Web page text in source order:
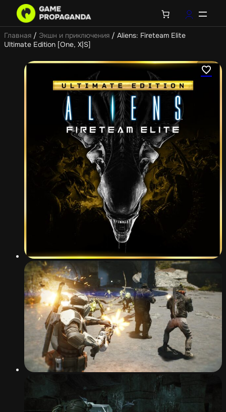
Главная / Экшн и приключения / Aliens: Fireteam Elite
Ultimate Edition [One, X|S]